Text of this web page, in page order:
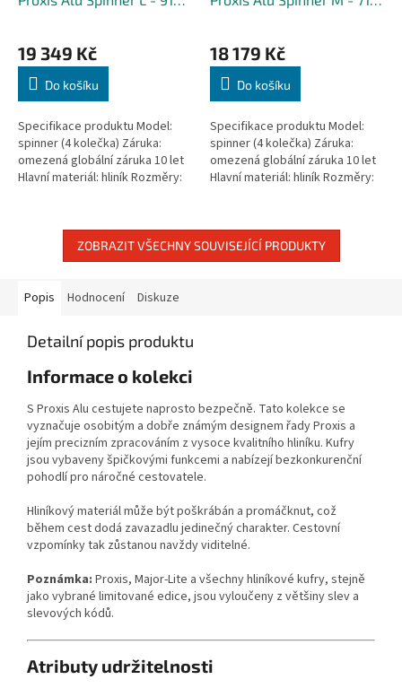
M
19 349 Kč
Do košíku
Specifikace produktu Model:
spinner (4 kolečka) Záruka:
omezená globální záruka 10 let
Hlavní materiál: hliník Rozměry:
M
18 179 Kč
Do košíku
Specifikace produktu Model:
spinner (4 kolečka) Záruka:
omezená globální záruka 10 let
Hlavní materiál: hliník Rozměry:
ZOBRAZIT VŠECHNY SOUVISEJÍCÍ PRODUKTY
Popis Hodnocení Diskuze
Detailní popis produktu
Informace o kolekci
S Proxis Alu cestujete naprosto bezpečně. Tato kolekce se
vyznačuje osobitým a dobře známým designem řady Proxis a
jejím precizním zpracováním z vysoce kvalitního hliníku. Kufry
jsou vybaveny špičkovými funkcemi a nabízejí bezkonkurenční
pohodlí pro náročné cestovatele.
Hliníkový materiál může být poškrábán a promáčknut, což
během cest dodá zavazadlu jedinečný charakter. Cestovní
vzpomínky tak zůstanou navždy viditelné.
Poznámka: Proxis, Major-Lite a všechny hliníkové kufry, stejně
jako vybrané limitované edice, jsou vyloučeny z většiny slev a
slevových kódů.
Atributy udržitelnosti